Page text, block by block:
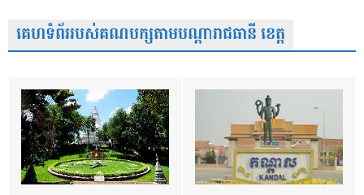
គេហទំព័ររបស់គណបក្សតាមបណ្តារាជធានី ខេត្ត